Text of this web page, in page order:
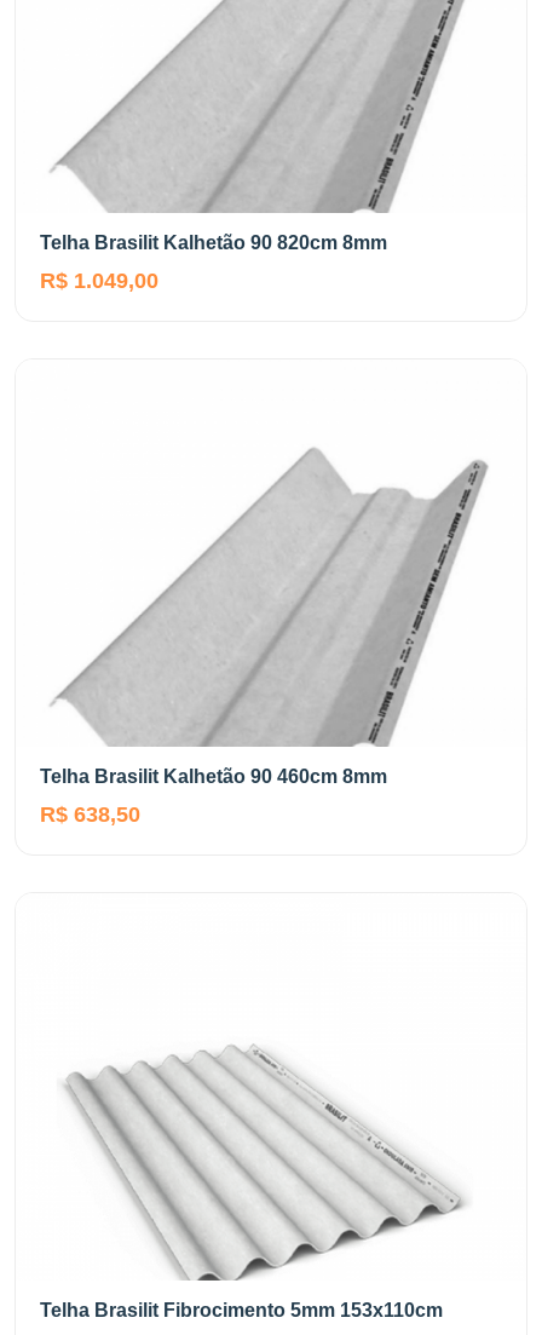
Telha Brasilit Kalhetão 90 820cm 8mm
R$ 1.049,00
Telha Brasilit Kalhetão 90 460cm 8mm
R$ 638,50
Telha Brasilit Fibrocimento 5mm 153x110cm